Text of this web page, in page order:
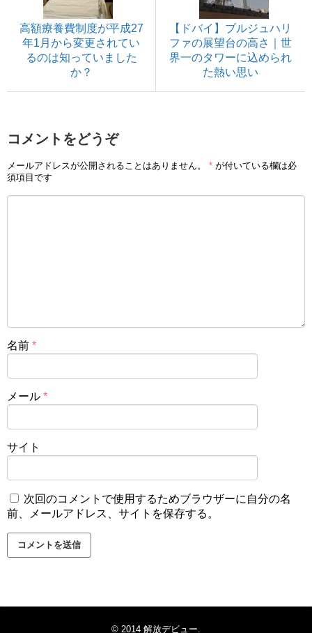
高額療養費制度が平成27
年1月から変更されてい
るのは知っていました
か？
【ドバイ】ブルジュハリ
ファの展望台の高さ｜世
界一のタワーに込められ
た熱い思い
コメントをどうぞ
メールアドレスが公開されることはありません。 * が付いている欄は必
須項目です
名前 *
メール *
サイト
次回のコメントで使用するためブラウザーに自分の名
前、メールアドレス、サイトを保存する。
© 2014 解放デビュー.